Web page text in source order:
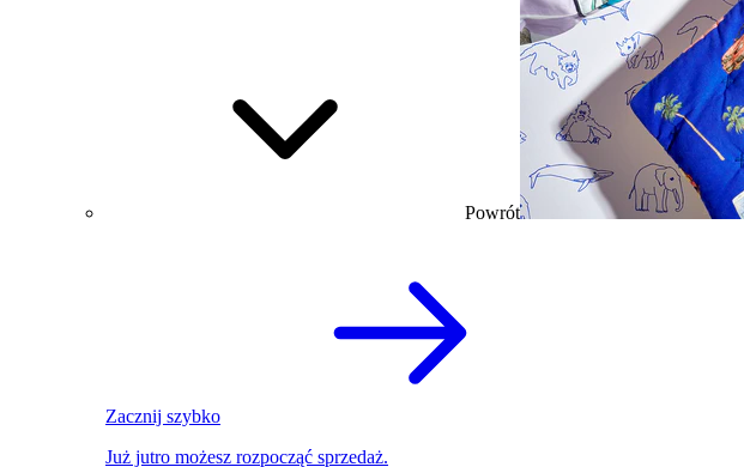
Powrót
Zacznij szybko
Już jutro możesz rozpocząć sprzedaż.